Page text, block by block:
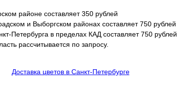
районе составляет 350 рублей
и Выборгском районах составляет 750 рублей
Петербурга в пределах КАД составляет 750 рублей
рассчитывается по запросу.
Доставка цветов в Санкт-Петербурге